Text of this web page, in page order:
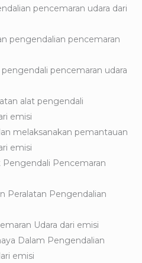
pencemaran udara dari
pengendalian pencemaran
pencemaran udara
alat pengendali
emisi
melaksanakan pemantauan
emisi
Pengendali Pencemaran
Peralatan Pengendalian
Udara dari emisi
Dalam Pengendalian
emisi